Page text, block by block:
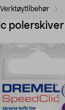
Verktøytilbehør
polerskiver